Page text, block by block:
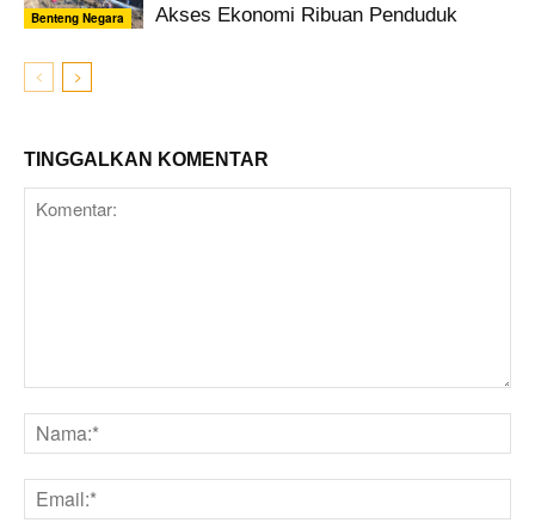
Benteng Negara
Akses Ekonomi Ribuan Penduduk
TINGGALKAN KOMENTAR